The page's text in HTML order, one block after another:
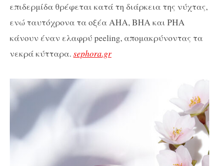
επιδερμίδα θρέφεται κατά τη διάρκεια της νύχτας,
ενώ ταυτόχρονα τα οξέα AHA, BHA και PHA
κάνουν έναν ελαφρύ peeling, απομακρύνοντας τα
νεκρά κύτταρα. sephora.gr